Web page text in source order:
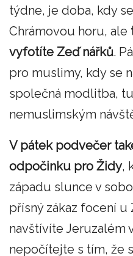
týdne, je doba, kdy
Chrámovou horu, ale
vyfotíte Zeď nářků.
pro muslimy, kdy se
společná modlitba,
nemuslimským
V pátek podvečer
odpočinku pro Židy,
západu slunce v
přísný zákaz focení
navštívíte Jeruzalém
nepočítejte s tím, že